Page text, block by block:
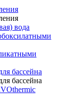
вода
бассейна
бассейна